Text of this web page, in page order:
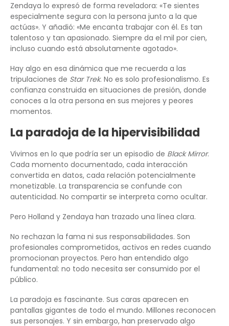
Zendaya lo expresó de forma reveladora: «Te sientes
especialmente segura con la persona junto a la que
actúas». Y añadió: «Me encanta trabajar con él. Es tan
talentoso y tan apasionado. Siempre da el mil por cien,
incluso cuando está absolutamente agotado».
Hay algo en esa dinámica que me recuerda a las
tripulaciones de Star Trek. No es solo profesionalismo. Es
confianza construida en situaciones de presión, donde
conoces a la otra persona en sus mejores y peores
momentos.
La paradoja de la hipervisibilidad
Vivimos en lo que podría ser un episodio de Black Mirror.
Cada momento documentado, cada interacción
convertida en datos, cada relación potencialmente
monetizable. La transparencia se confunde con
autenticidad. No compartir se interpreta como ocultar.
Pero Holland y Zendaya han trazado una línea clara.
No rechazan la fama ni sus responsabilidades. Son
profesionales comprometidos, activos en redes cuando
promocionan proyectos. Pero han entendido algo
fundamental: no todo necesita ser consumido por el
público.
La paradoja es fascinante. Sus caras aparecen en
pantallas gigantes de todo el mundo. Millones reconocen
sus personajes. Y sin embargo, han preservado algo